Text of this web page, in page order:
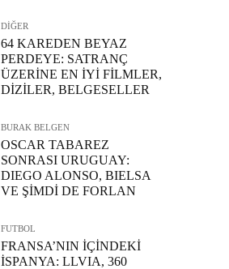
DİĞER
64 KAREDEN BEYAZ
PERDEYE: SATRANÇ
ÜZERİNE EN İYİ FİLMLER,
DİZİLER, BELGESELLER
BURAK BELGEN
OSCAR TABAREZ
SONRASI URUGUAY:
DIEGO ALONSO, BIELSA
VE ŞİMDİ DE FORLAN
FUTBOL
FRANSA’NIN İÇİNDEKİ
İSPANYA: LLVIA, 360